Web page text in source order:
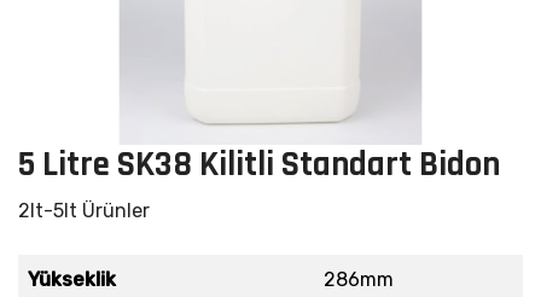
5 Litre SK38 Kilitli Standart Bidon
2lt-5lt Ürünler
Yükseklik 286mm